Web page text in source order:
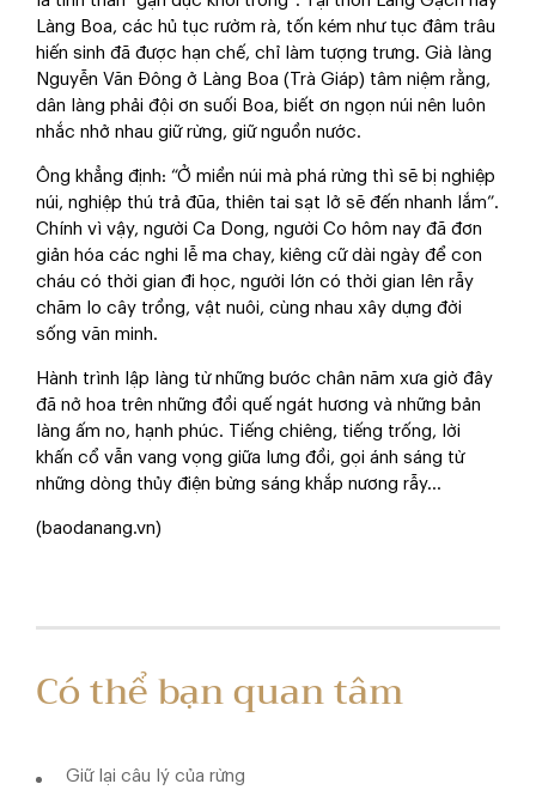
Làng Boa, các hủ tục rườm rà, tốn kém như tục đâm trâu
hiến sinh đã được hạn chế, chỉ làm tượng trưng. Già làng
Nguyễn Văn Đông ở Làng Boa (Trà Giáp) tâm niệm rằng,
dân làng phải đội ơn suối Boa, biết ơn ngọn núi nên luôn
nhắc nhở nhau giữ rừng, giữ nguồn nước.
Ông khẳng định: “Ở miền núi mà phá rừng thì sẽ bị nghiệp
núi, nghiệp thú trả đũa, thiên tai sạt lở sẽ đến nhanh lắm”.
Chính vì vậy, người Ca Dong, người Co hôm nay đã đơn
giản hóa các nghi lễ ma chay, kiêng cữ dài ngày để con
cháu có thời gian đi học, người lớn có thời gian lên rẫy
chăm lo cây trồng, vật nuôi, cùng nhau xây dựng đời
sống văn minh.
Hành trình lập làng từ những bước chân năm xưa giờ đây
đã nở hoa trên những đồi quế ngát hương và những bản
làng ấm no, hạnh phúc. Tiếng chiêng, tiếng trống, lời
khấn cổ vẫn vang vọng giữa lưng đồi, gọi ánh sáng từ
những dòng thủy điện bừng sáng khắp nương rẫy...
(baodanang.vn)
Có thể bạn quan tâm
Giữ lại câu lý của rừng